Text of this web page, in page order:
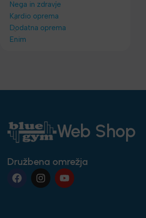
Nega in zdravje
Kardio oprema
Dodatna oprema
Enim
Web Shop
Družbena omrežja